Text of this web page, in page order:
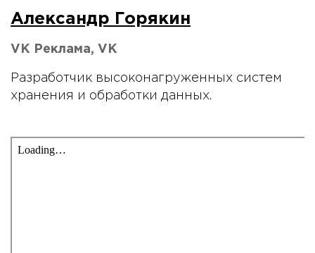
Александр Горякин
VK Реклама, VK
Разработчик высоконагруженных систем
хранения и обработки данных.